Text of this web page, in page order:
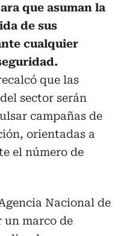
que asuman la
de sus
cualquier
que las
sector serán
campañas de
orientadas a
el número de
Nacional de
un marco de